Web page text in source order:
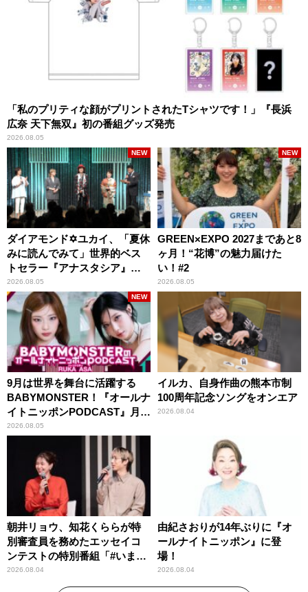
「私のプリティな顔がプリントされたTシャツです！」『長浜
広奈 天下無双』初の番組グッズ発売
2026.08.05
ダイアモンド✡ユカイ、「夏休
みに読んでみて」世界的ベス
トセラー『アナスタシア』を
紹介
2026.08.05
NEW
GREEN×EXPO 2027まであと8
ヶ月！“花博”の魅力届けた
い！#2
2026.08.05
NEW
9月は世界を舞台に活躍する
BABYMONSTER！『オールナ
イトニッポンPODCAST』月替
わりパーソナリティ
2026.08.05
NEW
イルカ、自身作曲の熊本市制
100周年記念ソングをオンエア
2026.08.04
朝井リョウ、知花くららが特
別審査員を務めたエッセイコ
ンテストの特別番組「#いまあ
なたに伝えたいこと」
2026.08.04
由紀さおりが14年ぶりに『オ
ールナイトニッポン』に登
場！
2026.08.04